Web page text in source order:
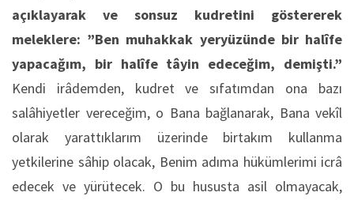
açıklayarak ve sonsuz kudretini göstererek
meleklere: ”Ben muhakkak yeryüzünde bir halîfe
yapacağım, bir halîfe tâyin edeceğim, demişti.”
Kendi irâdemden, kudret ve sıfatımdan ona bazı
salâhiyetler vereceğim, o Bana bağlanarak, Bana vekîl
olarak yarattıklarım üzerinde birtakım kullanma
yetkilerine sâhip olacak, Benim adıma hükümlerimi icrâ
edecek ve yürütecek. O bu hususta asil olmayacak,